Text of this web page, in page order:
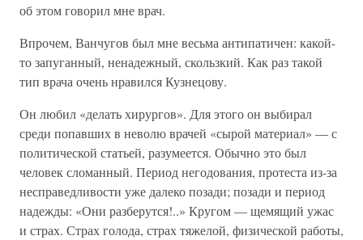
об этом говорил мне врач.
Впрочем, Ванчугов был мне весьма антипатичен: какой-
то запуганный, ненадежный, скользкий. Как раз такой
тип врача очень нравился Кузнецову.
Он любил «делать хирургов». Для этого он выбирал
среди попавших в неволю врачей «сырой материал» — с
политической статьей, разумеется. Обычно это был
человек сломанный. Период негодования, протеста из-за
несправедливости уже далеко позади; позади и период
надежды: «Они разберутся!..» Кругом — щемящий ужас
и страх. Страх голода, страх тяжелой, физической работы,